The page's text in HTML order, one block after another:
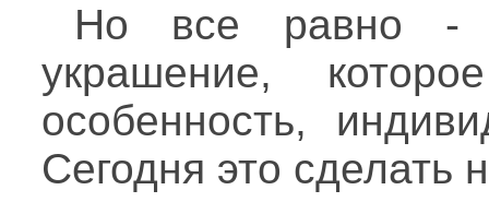
Но все равно -
украшение,
особенность,
Сегодня это сделать